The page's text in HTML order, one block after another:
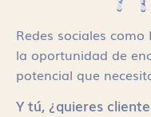
Redes sociales
la oportunidad de
potencial que
Y tú, ¿quieres